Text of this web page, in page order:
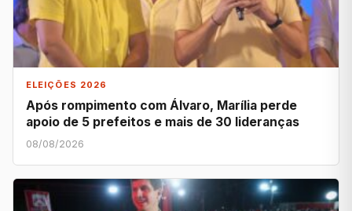
ELEIÇÕES 2026
Após rompimento com Álvaro, Marília perde
apoio de 5 prefeitos e mais de 30 lideranças
08/08/2026